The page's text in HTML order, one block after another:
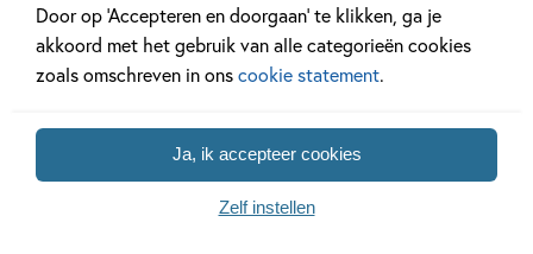
Door op ‘Accepteren en doorgaan’ te klikken, ga je
akkoord met het gebruik van alle categorieën cookies
zoals omschreven in onscookie statement.
Ja, ik accepteer cookies
Zelf instellen
Kikker
78 delen
Mees Kees
15 delen